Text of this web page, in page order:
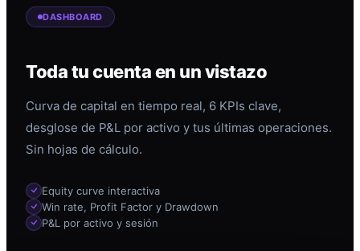
DASHBOARD
Toda tu cuenta en un vistazo
Curva de capital en tiempo real, 6 KPIs clave,
desglose de P&L por activo y tus últimas operaciones.
Sin hojas de cálculo.
Equity curve interactiva
Win rate, Profit Factor y Drawdown
P&L por activo y sesión